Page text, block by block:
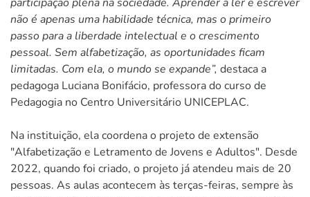
não é apenas uma habilidade técnica, mas o primeiro
passo para a liberdade intelectual e o crescimento
pessoal. Sem alfabetização, as oportunidades ficam
limitadas. Com ela, o mundo se expande”, destaca a
pedagoga Luciana Bonifácio, professora do curso de
Pedagogia no Centro Universitário UNICEPLAC.
Na instituição, ela coordena o projeto de extensão
"Alfabetização e Letramento de Jovens e Adultos". Desde
2022, quando foi criado, o projeto já atendeu mais de 20
pessoas. As aulas acontecem às terças-feiras, sempre às